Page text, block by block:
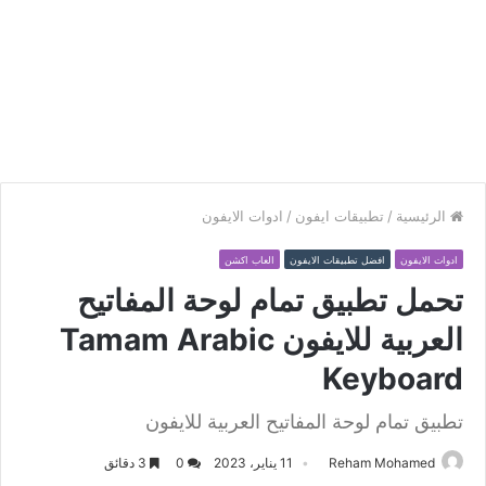
الرئيسية / تطبيقات ايفون / ادوات الايفون
ادوات الايفون افضل تطبيقات الايفون العاب اكشن
تحمل تطبيق تمام لوحة المفاتيح
العربية للايفون Tamam Arabic
Keyboard
تطبيق تمام لوحة المفاتيح العربية للايفون
Reham Mohamed 11 يناير، 2023